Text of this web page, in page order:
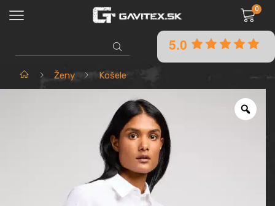
0
SEARCH
5.0
Domov Ženy Košele